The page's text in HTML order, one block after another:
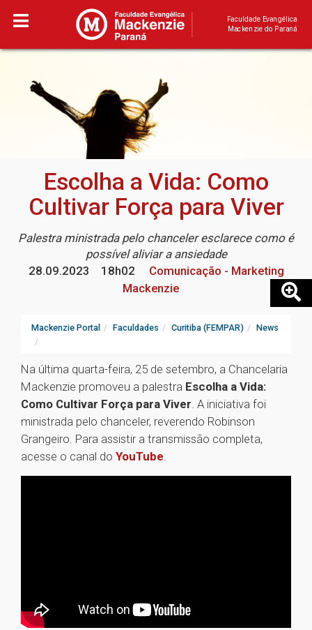
Faculdade Evangélica
Mackenzie do Paraná
Escolha a Vida: Como
Cultivar Força para Viver
Palestra ministrada pelo chanceler esclarece como é
possível aliviar a ansiedade
28.09.2023
18h02
Comunicação - Marketing
Mackenzie
Mackenzie Portal Faculdades Curitiba (FEMPAR) News
Na última quarta-feira, 25 de setembro, a Chancelaria
Mackenzie promoveu a palestra Escolha a Vida:
Como Cultivar Força para Viver. A iniciativa foi
ministrada pelo chanceler, reverendo Robinson
Grangeiro. Para assistir a transmissão completa,
acesse o canal do YouTube.